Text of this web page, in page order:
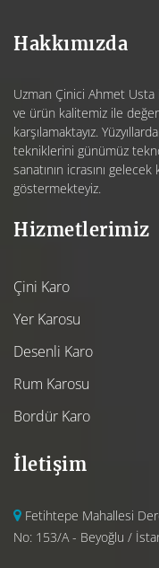
Hakkımızda
Uzman Çinici Ahmet
ve ürün kalitemiz ile
karşılamaktayız.
tekniklerini günümüz
sanatının icrasını
göstermekteyiz.
Hizmetlerimiz
Çini Karo
Yer Karosu
Desenli Karo
Rum Karosu
Bordür Karo
İletişim
Fetihtepe Mahallesi
No: 153/A - Beyoğlu /